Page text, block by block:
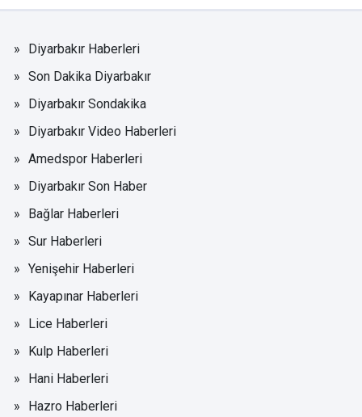
Diyarbakır Haberleri
Son Dakika Diyarbakır
Diyarbakır Sondakika
Diyarbakır Video Haberleri
Amedspor Haberleri
Diyarbakır Son Haber
Bağlar Haberleri
Sur Haberleri
Yenişehir Haberleri
Kayapınar Haberleri
Lice Haberleri
Kulp Haberleri
Hani Haberleri
Hazro Haberleri